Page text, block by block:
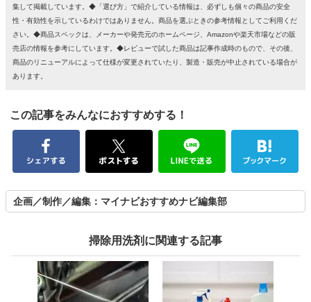
集して掲載しています。◆「選び方」で紹介している情報は、必ずしも個々の商品の安全
性・有効性を示しているわけではありません。商品を選ぶときの参考情報としてご利用くだ
さい。◆商品スペックは、メーカーや発売元のホームページ、Amazonや楽天市場などの販
売店の情報を参考にしています。◆レビューで試した商品は記事作成時のもので、その後、
商品のリニューアルによって仕様が変更されていたり、製造・販売が中止されている場合が
あります。
この記事をみんなにおすすめする！
企画／制作／編集：マイナビおすすめナビ編集部
掃除用洗剤に関連する記事